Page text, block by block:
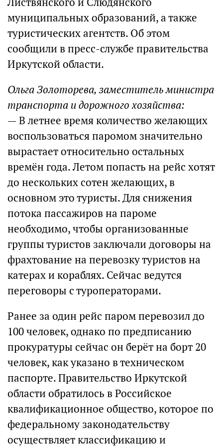
муниципальных образований, а также
туристических агентств. Об этом
сообщили в пресс-службе правительства
Иркутской области.
Ольга Золоторева, заместитель министра
транспорта и дорожного хозяйства:
— В летнее время количество желающих
воспользоваться паромом значительно
вырастает относительно остальных
времён года. Летом попасть на рейс хотят
до нескольких сотен желающих, в
основном это туристы. Для снижения
потока пассажиров на пароме
необходимо, чтобы организованные
группы туристов заключали договоры на
фрахтование на перевозку туристов на
катерах и кораблях. Сейчас ведутся
переговоры с туроператорами.
Ранее за один рейс паром перевозил до
100 человек, однако по предписанию
прокуратуры сейчас он берёт на борт 20
человек, как указано в техническом
паспорте. Правительство Иркутской
области обратилось в Российское
квалификационное общество, которое по
федеральному законодательству
осуществляет классификацию и